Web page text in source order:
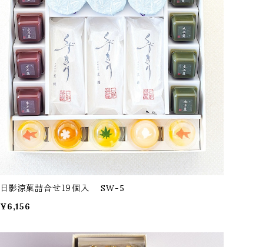
日影涼菓詰合せ１９個入 SW-5
¥6,156